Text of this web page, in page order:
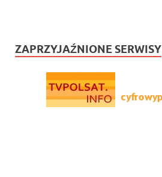
ZAPRZYJAŹNIONE SERWISY